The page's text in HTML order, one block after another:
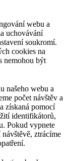
webu a
uchovávání
soukromí.
cookies na
nemohou být
našeho webu a
počet návštěv a
získaná pomocí
identifikátorů,
Pokud vypnete
ztrácíme